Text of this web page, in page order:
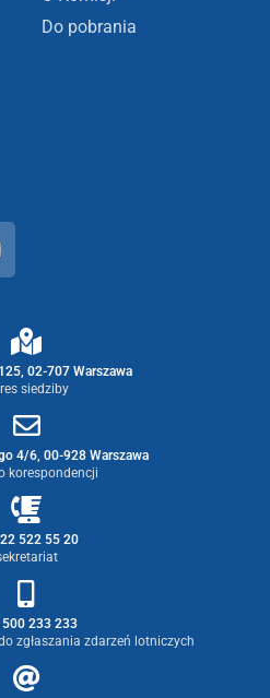
Do pobrania
02-707 Warszawa
siedziby
4/6, 00-928 Warszawa
korespondencji
522 55 20
233 233
zgłaszania zdarzeń lotniczych